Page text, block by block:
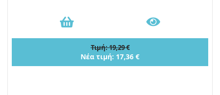
Τιμή: 19,29 €
Νέα τιμή: 17,36 €